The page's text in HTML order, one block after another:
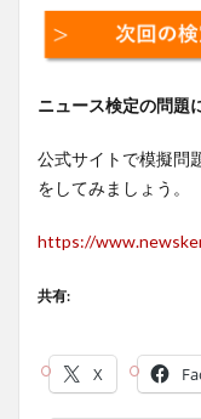
ニュース検定の問題
公式サイトで模擬問
をしてみましょう。
https://
共有:
X